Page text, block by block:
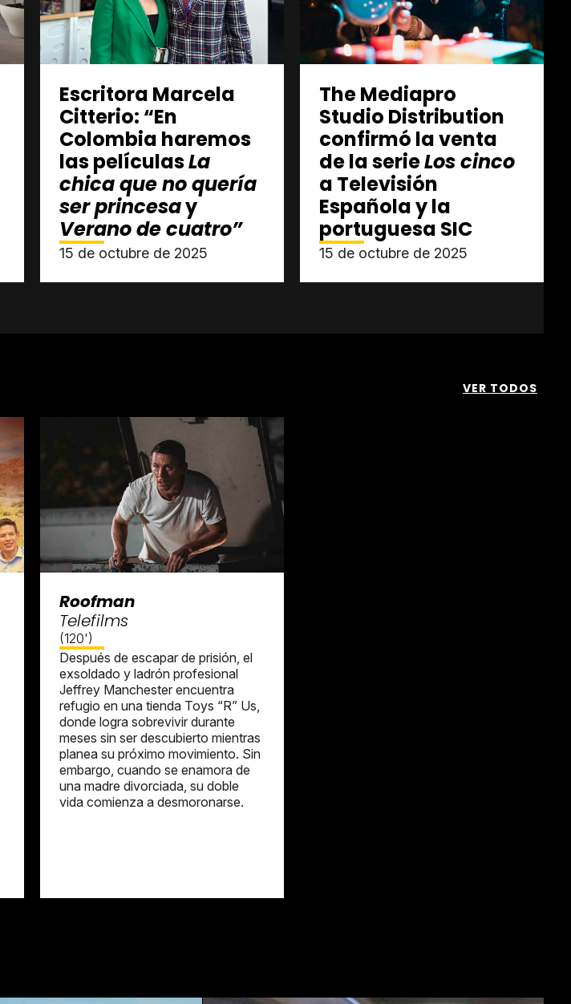
Escritora Marcela
Citterio: “En
Colombia haremos
las películasLa
chica que no quería
ser princesay
Verano de cuatro”
15 de octubre de 2025
The Mediapro
Studio Distribution
confirmó la venta
de la serieLos cinco
a Televisión
Española y la
portuguesa SIC
15 de octubre de 2025
VER TODOS
Roofman
Telefilms
(120')
Después de escapar de prisión, el
exsoldado y ladrón profesional
Jeffrey Manchester encuentra
refugio en una tienda Toys “R” Us,
donde logra sobrevivir durante
meses sin ser descubierto mientras
planea su próximo movimiento. Sin
embargo, cuando se enamora de
una madre divorciada, su doble
vida comienza a desmoronarse.